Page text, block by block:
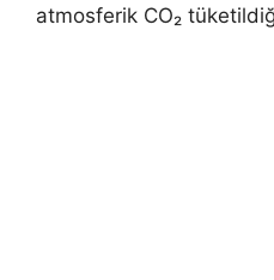
atmosferik CO₂